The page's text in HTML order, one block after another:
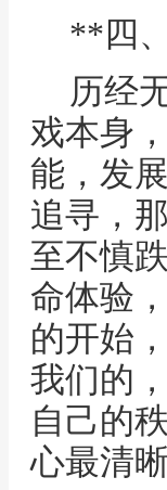
**四
历经
戏本身
能，发
追寻，
至不慎
命体验
的开始
我们的
自己的
心最清